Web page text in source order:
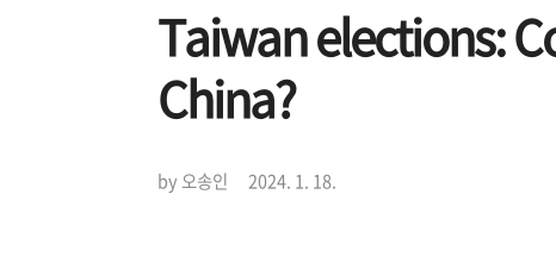
Taiwan elections:
China?
by 오송인 2024. 1. 18.